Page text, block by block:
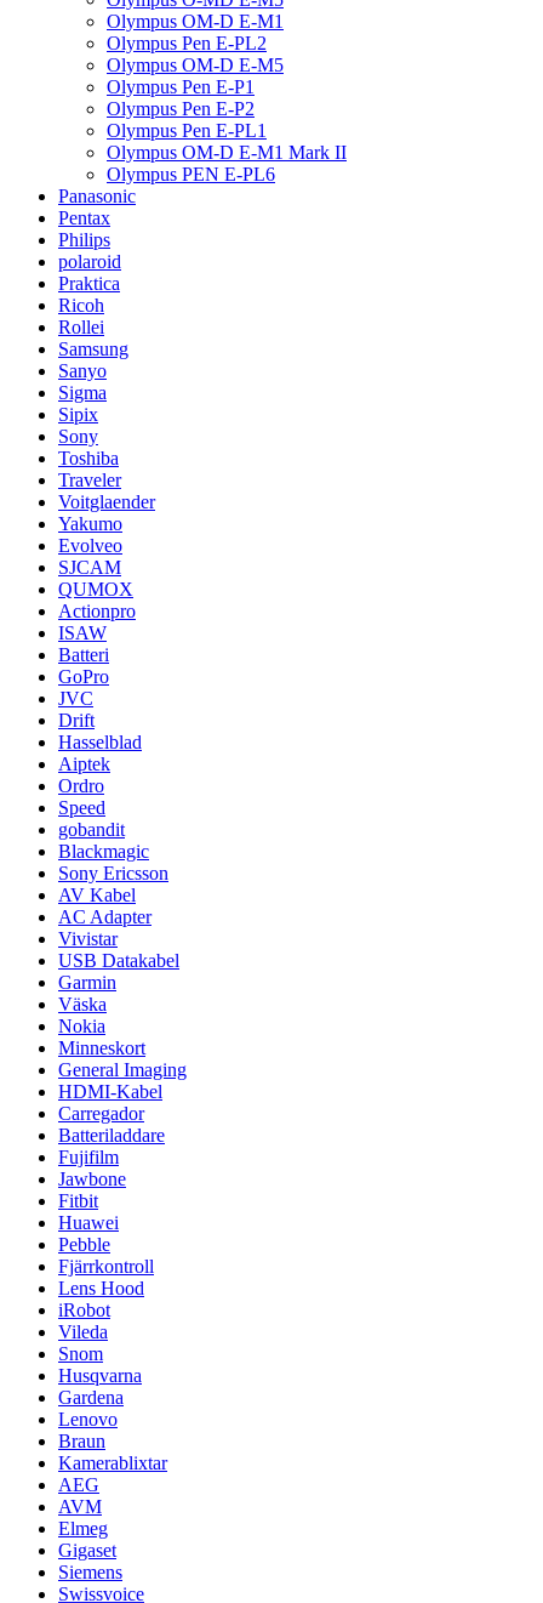
Olympus OM-D E-M1
Olympus Pen E-PL2
Olympus OM-D E-M5
Olympus Pen E-P1
Olympus Pen E-P2
Olympus Pen E-PL1
Olympus OM-D E-M1 Mark II
Olympus PEN E-PL6
Panasonic
Pentax
Philips
polaroid
Praktica
Ricoh
Rollei
Samsung
Sanyo
Sigma
Sipix
Sony
Toshiba
Traveler
Voitglaender
Yakumo
Evolveo
SJCAM
QUMOX
Actionpro
ISAW
Batteri
GoPro
JVC
Drift
Hasselblad
Aiptek
Ordro
Speed
gobandit
Blackmagic
Sony Ericsson
AV Kabel
AC Adapter
Vivistar
USB Datakabel
Garmin
Väska
Nokia
Minneskort
General Imaging
HDMI-Kabel
Carregador
Batteriladdare
Fujifilm
Jawbone
Fitbit
Huawei
Pebble
Fjärrkontroll
Lens Hood
iRobot
Vileda
Snom
Husqvarna
Gardena
Lenovo
Braun
Kamerablixtar
AEG
AVM
Elmeg
Gigaset
Siemens
Swissvoice